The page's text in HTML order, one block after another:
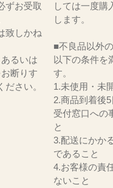
ずお受取
致しかね
るいは
断りす
さい。
しては一度購
します。
■不良品以外
以下の条件を
す。
1.未使用・未
2.商品到着後
受付窓口への
と
3.配送にかか
であること
4.お客様の責
ないこと